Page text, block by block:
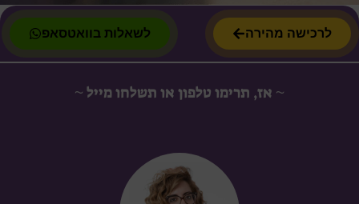
לרכישה מהירה לשאלות בוואטסאפ
~ אז, תרימו טלפון או תשלחו מייל ~